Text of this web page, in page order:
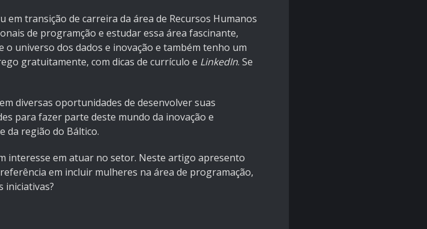
transição de carreira da área de Recursos Humanos
de programção e estudar essa área fascinante,
o universo dos dados e inovação e também tenho um
gratuitamente, com dicas de currículo e LinkedIn. Se
diversas oportunidades de desenvolver suas
para fazer parte deste mundo da inovação e
da região do Báltico.
interesse em atuar no setor. Neste artigo apresento
em incluir mulheres na área de programação,
iniciativas?